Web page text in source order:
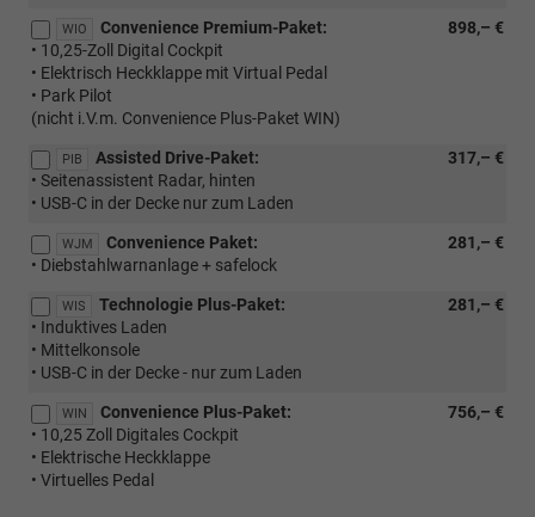
WIO 898,– €
Convenience Premium-Paket:
• 10,25-Zoll Digital Cockpit
• Elektrisch Heckklappe mit Virtual Pedal
• Park Pilot
(nicht i.V.m. Convenience Plus-Paket WIN)
PIB 317,– €
Assisted Drive-Paket:
• Seitenassistent Radar, hinten
• USB-C in der Decke nur zum Laden
WJM 281,– €
Convenience Paket:
• Diebstahlwarnanlage + safelock
WIS 281,– €
Technologie Plus-Paket:
• Induktives Laden
• Mittelkonsole
• USB-C in der Decke - nur zum Laden
WIN 756,– €
Convenience Plus-Paket:
• 10,25 Zoll Digitales Cockpit
• Elektrische Heckklappe
• Virtuelles Pedal